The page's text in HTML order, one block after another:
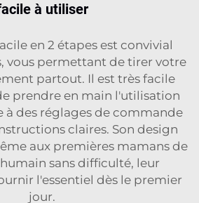
à utiliser
en 2 étapes est convivial
vous permettant de tirer votre
partout. Il est très facile
prendre en main l'utilisation
à des réglages de commande
claires. Son design
aux premières mamans de
sans difficulté, leur
l'essentiel dès le premier
jour.